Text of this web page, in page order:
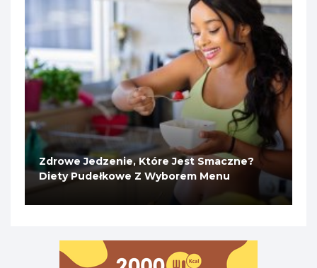
Zdrowe Jedzenie, Które Jest Smaczne?
Diety Pudełkowe Z Wyborem Menu